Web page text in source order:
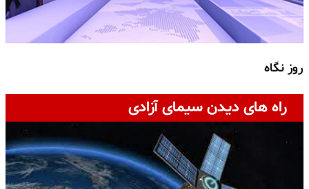
روز نگاه
راه های دیدن سیمای آزادی